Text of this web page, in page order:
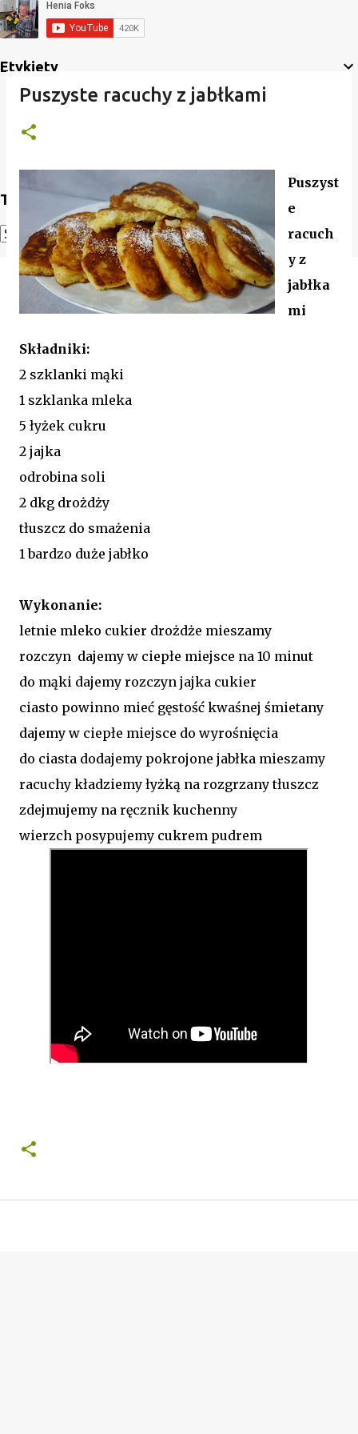
Etykiety
Translate
Powered by Translate
Puszyste racuchy z jabłkami
Puszyst
e
racuch
y z
jabłka
mi
Składniki:
2 szklanki mąki
1 szklanka mleka
5 łyżek cukru
2 jajka
odrobina soli
2 dkg drożdży
tłuszcz do smażenia
1 bardzo duże jabłko
Wykonanie:
letnie mleko cukier drożdże mieszamy
rozczyn dajemy w ciepłe miejsce na 10 minut
do mąki dajemy rozczyn jajka cukier
ciasto powinno mieć gęstość kwaśnej śmietany
dajemy w ciepłe miejsce do wyrośnięcia
do ciasta dodajemy pokrojone jabłka mieszamy
racuchy kładziemy łyżką na rozgrzany tłuszcz
zdejmujemy na ręcznik kuchenny
wierzch posypujemy cukrem pudrem